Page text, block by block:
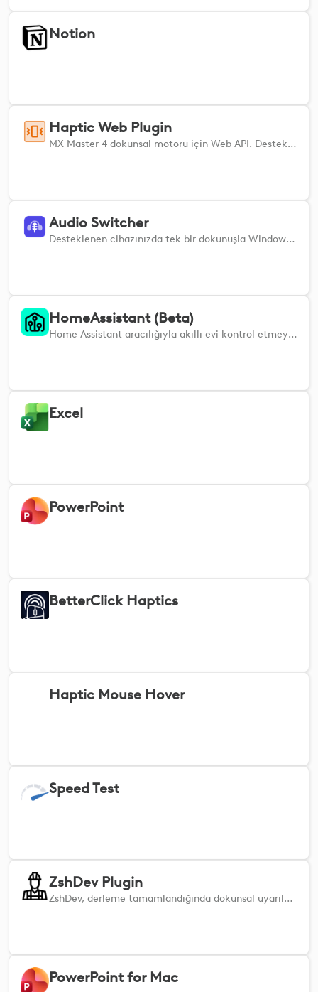
Notion
Haptic Web Plugin
MX Master 4 dokunsal motoru için Web API. Destekleyen herhangi bir web sitesinden fare geri bildirimi alın. Haptic Web Eklentisi, web geliştiricilerinin herhangi bir web sitesinden veya web uygulamasından MX Master 4’te dokunsal geri bildirimi tetiklemesini sağlar. - Kolay entegrasyon için REST API ve WebSocket - Geçerli bir localhost SSL sertifikasına sahip HTTPS - Hiçbir kurulum veya yapılandırma gerektirmez Bu eklenti arka planda çalışır ve bir web uygulaması tarafından tetiklenene kadar kendi başına hiçbir işlem yapmaz.
Audio Switcher
Desteklenen cihazınızda tek bir dokunuşla Windows ses çıkış ve giriş aygıtları arasında geçiş yapın.
HomeAssistant (Beta)
Home Assistant aracılığıyla akıllı evi kontrol etmeye yarayan bir eklenti. Kullanmaya başlamak için şu bağlantıdaki kurulum kılavuzunu izleyin: https://github.com/Logitech/cto-HomeAssistantPlugin-OptionsPlus Bu eklentinin Cristian Safta tarafından gerçekleştirilen bir staj projesi olduğunu ve Logitech tarafından resmi olarak desteklenmediğini lütfen unutmayın. Logitech, bu eklenti için herhangi bir garanti veya teknik destek sağlamamaktadır.
Excel
PowerPoint
BetterClick Haptics
Haptic Mouse Hover
Speed Test
ZshDev Plugin
ZshDev, derleme tamamlandığında dokunsal uyarılar gönderir; ayrıca sessiz çökmeleri tespit etmek için terminalde CPU ve RAM uyarıları ile dokunsal geri bildirimler sunar. Kişiselleştirin! ZshDev Eklentisi, derleme biter bitmez size dokunsal geri bildirim sağlar; böylece terminalinizi sürekli kontrol etmenize gerek kalmaz. Ayrıca derleme sırasında CPU ve RAM kullanımını izler ve kaynaklar kritik seviyeye ulaştığında sizi uyararak, sessiz çökmeleri tespit etmenize yardımcı olur. Kullanım çok yüksek seviyelere çıkarsa, hemen tepki verebilmeniz için hem terminalde net bir uyarı hem de dokunsal bir uyarı alırsınız. "Ayarları Aç" eylemini kullanarak kendi eşik değerlerinizi, izleme aralığınızı vb. ayarlayabilirsiniz.
PowerPoint for Mac